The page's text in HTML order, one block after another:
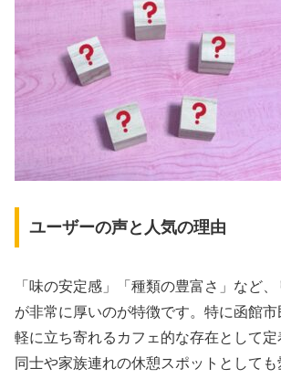
ユーザーの声と人気の理由
「味の安定感」「種類の豊富さ」など
が非常に厚いのが特徴です。特に函館
軽に立ち寄れるカフェ的な存在として定
同士や家族連れの休憩スポットとしても